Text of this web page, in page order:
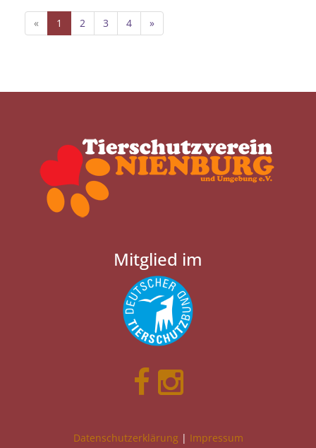
« 1 2 3 4 »
Mitglied im
Datenschutzerklärung | Impressum